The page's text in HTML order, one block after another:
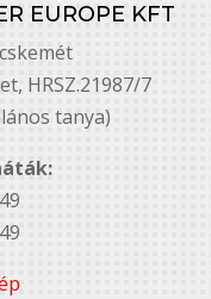
EUROPE KFT
HRSZ.21987/7
tanya)